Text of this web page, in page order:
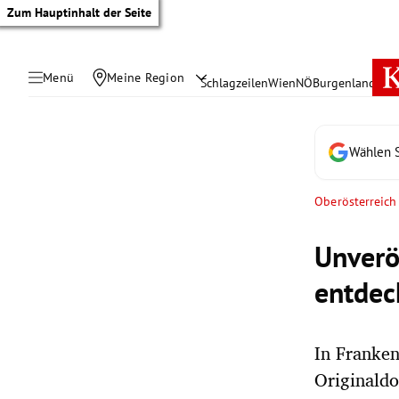
Zum Hauptinhalt der Seite
Menü Meine Region SchlagzeilenWienNÖBurgenland
Wählen
Oberösterreich
In